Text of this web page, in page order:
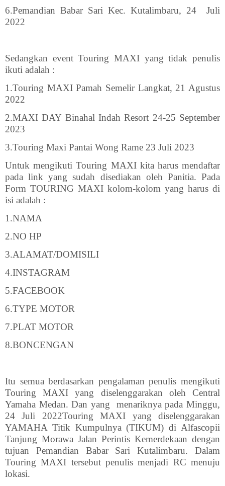
6.Pemandian Babar Sari Kec. Kutalimbaru, 24
Juli
2022
Sedangkan event Touring MAXI yang tidak penulis
ikuti adalah :
1.Touring MAXI Pamah Semelir Langkat, 21 Agustus
2022
2.MAXI DAY Binahal Indah Resort 24-25 September
2023
3.Touring Maxi Pantai Wong Rame 23 Juli 2023
Untuk mengikuti Touring MAXI kita harus mendaftar
pada link yang sudah disediakan oleh Panitia. Pada
Form TOURING MAXI kolom-kolom yang harus di
isi adalah :
1.NAMA
2.NO HP
3.ALAMAT/DOMISILI
4.INSTAGRAM
5.FACEBOOK
6.TYPE MOTOR
7.PLAT MOTOR
8.BONCENGAN
Itu semua berdasarkan pengalaman penulis mengikuti
Touring MAXI yang diselenggarakan oleh Central
Yamaha Medan. Dan yang
menariknya pada Minggu,
24 Juli 2022Touring MAXI yang diselenggarakan
YAMAHA Titik Kumpulnya (TIKUM) di Alfascopii
Tanjung Morawa Jalan Perintis Kemerdekaan dengan
tujuan Pemandian Babar Sari Kutalimbaru. Dalam
Touring MAXI tersebut penulis menjadi RC menuju
lokasi.